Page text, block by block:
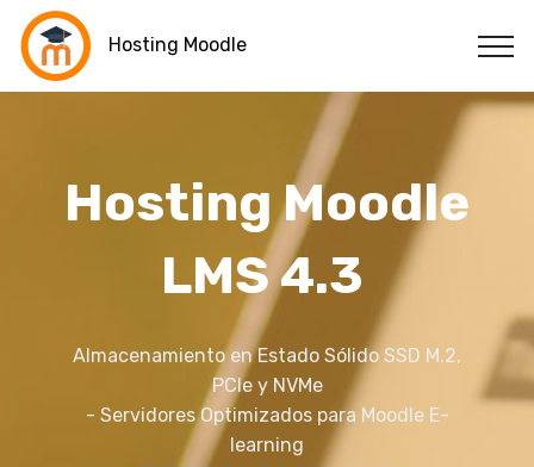
Hosting Moodle
Hosting Moodle
LMS 4.3
Almacenamiento en Estado Sólido SSD M.2,
PCIe y NVMe
- Servidores Optimizados para Moodle E-
learning